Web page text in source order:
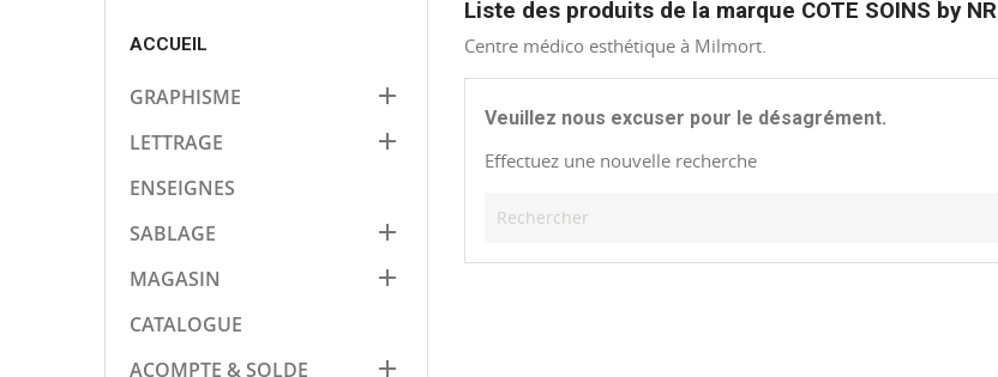
ACCUEIL
GRAPHISME 
LETTRAGE 
ENSEIGNES
SABLAGE

MAGASIN 
CATALOGUE
ACOMPTE & SOLDE

Liste des produits de la marque COTE SOINS by NR
Centre médico esthétique à Milmort.
Veuillez nous excuser pour le désagrément.
Effectuez une nouvelle recherche